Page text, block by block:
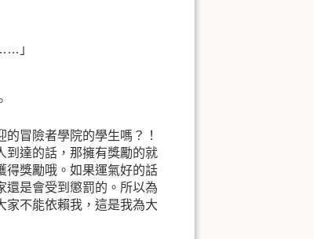
」
冒險者學院的學生嗎？！
到達的話，那擁有獎勵的就
得獎勵哦。如果運氣好的話
還是會受到懲罰的。所以為
家不能依賴我，這是我為大